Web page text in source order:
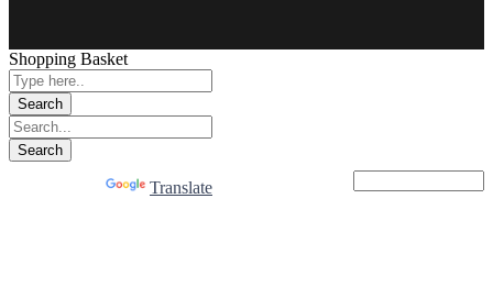
Shopping Basket
Translate